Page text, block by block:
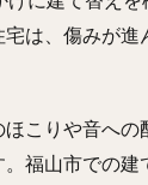
は、傷みが進
こりや音への
福山市での建